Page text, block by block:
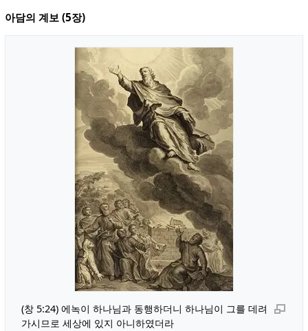
아담의 계보 (5장)
(창 5:24) 에녹이 하나님과 동행하더니 하나님이 그를 데려
가시므로 세상에 있지 아니하였더라